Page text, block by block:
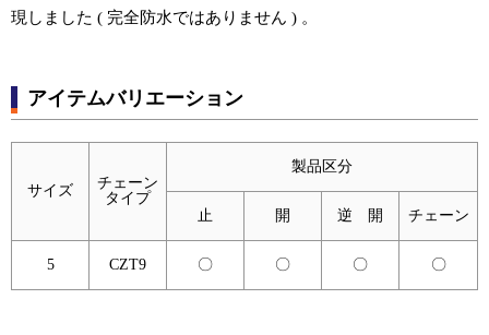
現しました ( 完全防水ではありません ) 。
アイテムバリエーション
サイズ
チェーン
タイプ
製品区分
止 開 逆 開 チェーン
5 CZT9 〇 〇 〇 〇